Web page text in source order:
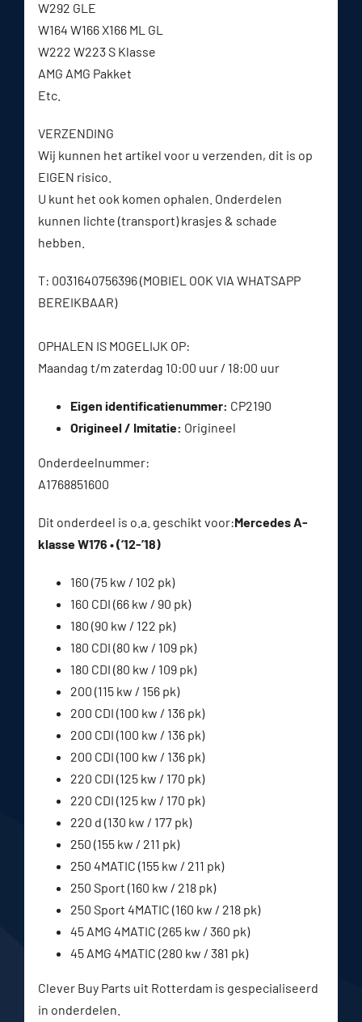
W292 GLE
W164 W166 X166 ML GL
W222 W223 S Klasse
AMG AMG Pakket
Etc.
VERZENDING
Wij kunnen het artikel voor u verzenden, dit is op
EIGEN risico.
U kunt het ook komen ophalen. Onderdelen
kunnen lichte (transport) krasjes & schade
hebben.
T: 0031640756396 (MOBIEL OOK VIA WHATSAPP
BEREIKBAAR)
OPHALEN IS MOGELIJK OP:
Maandag t/m zaterdag 10:00 uur / 18:00 uur
Eigen identificatienummer: CP2190
Origineel / Imitatie: Origineel
Onderdeelnummer:
A1768851600
Dit onderdeel is o.a. geschikt voor:Mercedes A-
klasse W176 • (’12-’18)
160 (75 kw / 102 pk)
160 CDI (66 kw / 90 pk)
180 (90 kw / 122 pk)
180 CDI (80 kw / 109 pk)
180 CDI (80 kw / 109 pk)
200 (115 kw / 156 pk)
200 CDI (100 kw / 136 pk)
200 CDI (100 kw / 136 pk)
200 CDI (100 kw / 136 pk)
220 CDI (125 kw / 170 pk)
220 CDI (125 kw / 170 pk)
220 d (130 kw / 177 pk)
250 (155 kw / 211 pk)
250 4MATIC (155 kw / 211 pk)
250 Sport (160 kw / 218 pk)
250 Sport 4MATIC (160 kw / 218 pk)
45 AMG 4MATIC (265 kw / 360 pk)
45 AMG 4MATIC (280 kw / 381 pk)
Clever Buy Parts uit Rotterdam is gespecialiseerd
in onderdelen.